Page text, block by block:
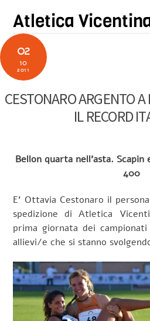
content
Atletica
02
10
2011
CESTONARO ARGENTO
IL RECORD
Bellon quarta nell’asta.
400
E’ Ottavia Cestonaro il
spedizione di Atletica
prima giornata dei
allievi/e che si stanno